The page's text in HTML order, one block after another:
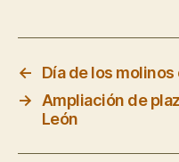
←
Día de los
→
Ampliación de
León